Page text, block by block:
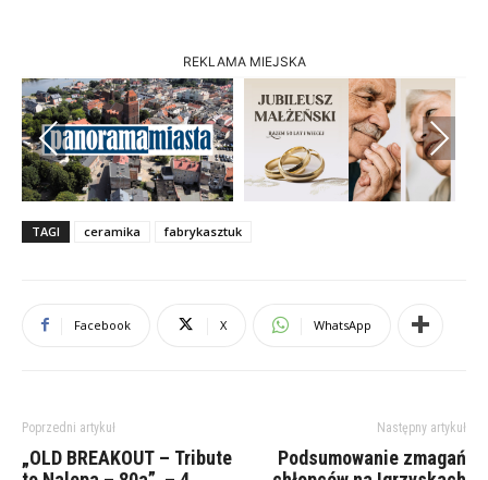
REKLAMA MIEJSKA
Previous Next
TAGI ceramika fabrykasztuk
Facebook X WhatsApp
Poprzedni artykuł
„OLD BREAKOUT – Tribute
Następny artykuł
Podsumowanie zmagań